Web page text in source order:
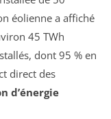
éolienne a affiché
45 TWh
dont 95 % en
direct des
d’énergie